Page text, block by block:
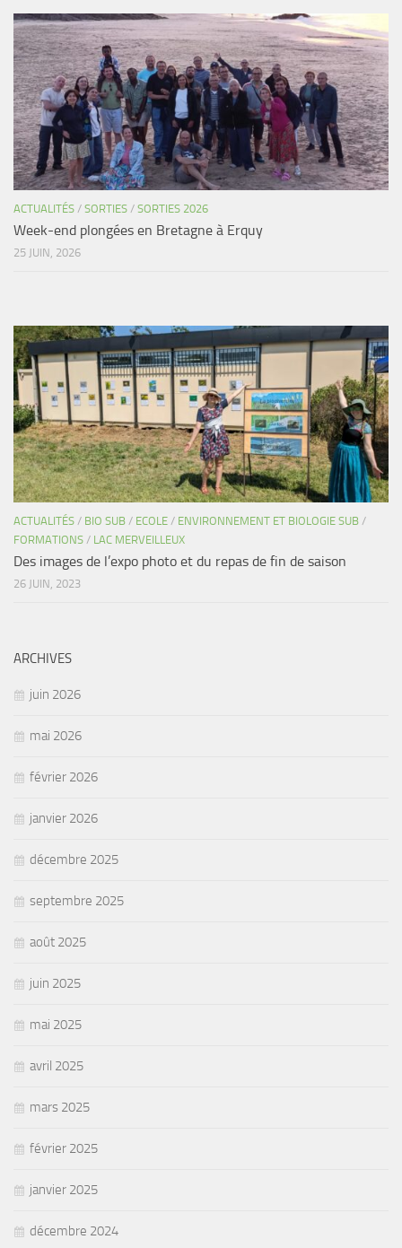
ACTUALITÉS / SORTIES / SORTIES 2026
Week-end plongées en Bretagne à Erquy
25 JUIN, 2026
ACTUALITÉS / BIO SUB / ECOLE / ENVIRONNEMENT ET BIOLOGIE SUB /
FORMATIONS / LAC MERVEILLEUX
Des images de l’expo photo et du repas de fin de saison
26 JUIN, 2023
ARCHIVES
juin 2026
mai 2026
février 2026
janvier 2026
décembre 2025
septembre 2025
août 2025
juin 2025
mai 2025
avril 2025
mars 2025
février 2025
janvier 2025
décembre 2024